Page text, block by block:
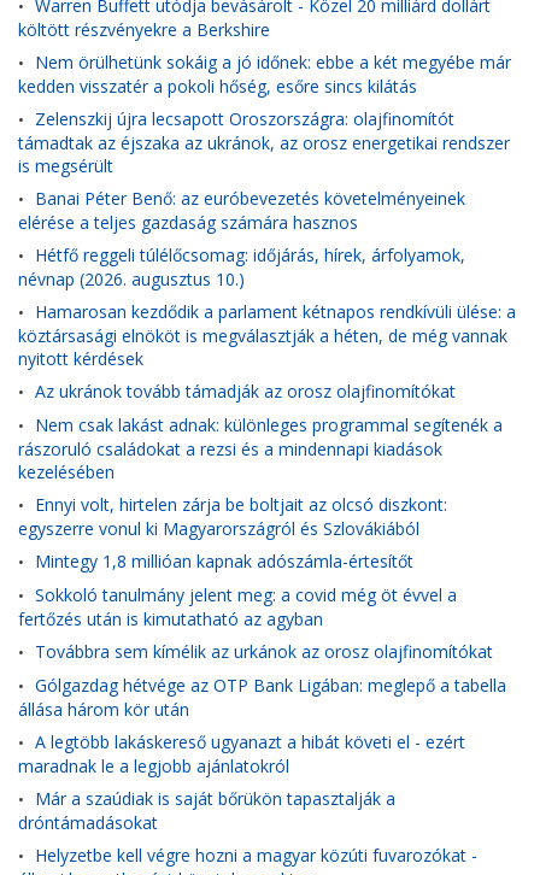
• Warren Buffett utódja bevásárolt - Közel 20 milliárd dollárt
költött részvényekre a Berkshire
• Nem örülhetünk sokáig a jó időnek: ebbe a két megyébe már
kedden visszatér a pokoli hőség, esőre sincs kilátás
• Zelenszkij újra lecsapott Oroszországra: olajfinomítót
támadtak az éjszaka az ukránok, az orosz energetikai rendszer
is megsérült
• Banai Péter Benő: az euróbevezetés követelményeinek
elérése a teljes gazdaság számára hasznos
• Hétfő reggeli túlélőcsomag: időjárás, hírek, árfolyamok,
névnap (2026. augusztus 10.)
• Hamarosan kezdődik a parlament kétnapos rendkívüli ülése: a
köztársasági elnököt is megválasztják a héten, de még vannak
nyitott kérdések
• Az ukránok tovább támadják az orosz olajfinomítókat
• Nem csak lakást adnak: különleges programmal segítenék a
rászoruló családokat a rezsi és a mindennapi kiadások
kezelésében
• Ennyi volt, hirtelen zárja be boltjait az olcsó diszkont:
egyszerre vonul ki Magyarországról és Szlovákiából
• Mintegy 1,8 millióan kapnak adószámla-értesítőt
• Sokkoló tanulmány jelent meg: a covid még öt évvel a
fertőzés után is kimutatható az agyban
• Továbbra sem kímélik az urkánok az orosz olajfinomítókat
• Gólgazdag hétvége az OTP Bank Ligában: meglepő a tabella
állása három kör után
• A legtöbb lakáskereső ugyanazt a hibát követi el - ezért
maradnak le a legjobb ajánlatokról
• Már a szaúdiak is saját bőrükön tapasztalják a
dróntámadásokat
• Helyzetbe kell végre hozni a magyar közúti fuvarozókat -